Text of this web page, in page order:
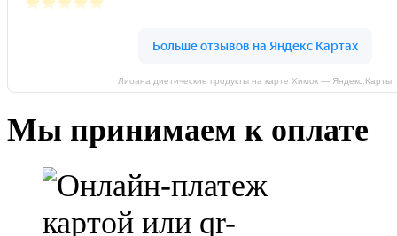
Лиоана диетические продукты на карте Химок — Яндекс.Карты
Мы принимаем к оплате